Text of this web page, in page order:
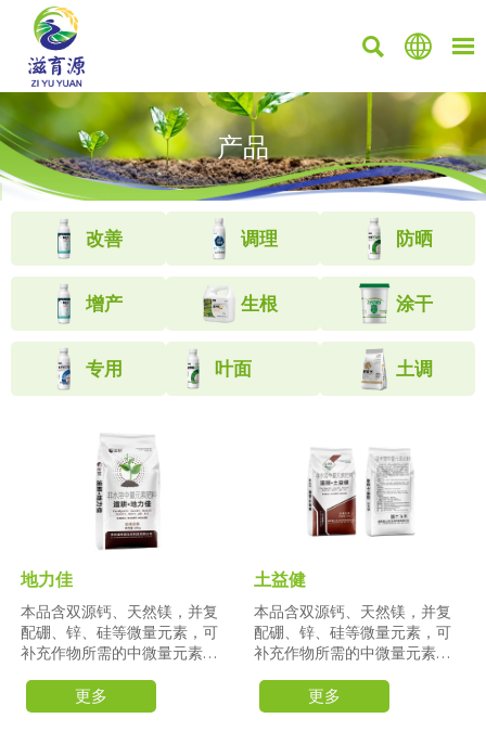
  
产品
改善 调理 防晒
增产 生根 涂干
专用 叶面 土调
地力佳
本品含双源钙、天然镁，并复
配硼、锌、硅等微量元素，可
补充作物所需的中微量元素营
一定中和作用，可辅助调节酸
性土壤pH值（适用于pH<6.5的
更多
土益健
本品含双源钙、天然镁，并复
配硼、锌、硅等微量元素，可
补充作物所需的中微量元素营
一定中和作用，可辅助调节酸
性土壤pH值（适用于pH<6.5的
更多